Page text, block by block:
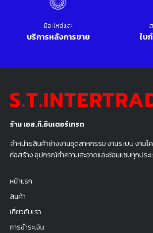
ร้าน เอส.ที.อินเตอร์เทรด
จำหน่ายสินค้าช่างงานอุตสาหกรรม งานระบบ งาน
ก่อสร้าง อุปกรณ์ทำความสะอาดและซ่อมแซมทุกประ
หน้าแรก
สินค้า
เกี่ยวกับเรา
การชำระเงิน
มีอะไหล่และ
บริการหลังการขาย ใบ